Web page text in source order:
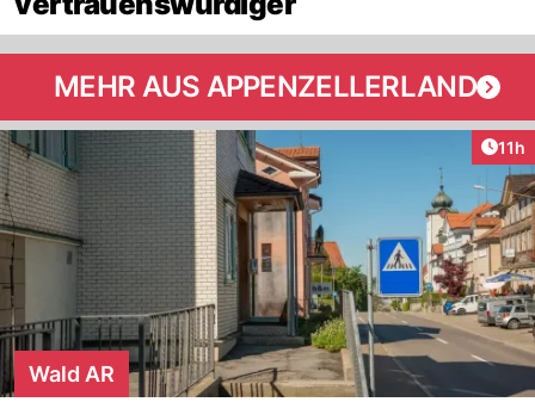
MEHR AUS APPENZELLERLAND
11h
Wald AR